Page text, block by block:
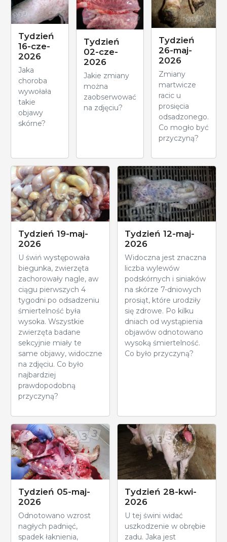
Tydzień
16-cze-
2026
Jaka
choroba
wywołała
takie
objawy
skórne?
Tydzień
02-cze-
2026
Jakie zmiany
można
zaobserwować
na zdjęciu?
Tydzień
26-maj-
2026
Zmiany
martwicze
racic u
prosięcia
odsadzonego.
Co mogło być
przyczyną?
Tydzień 19-maj-
2026
U świń występowała
biegunka, zwierzęta
zachorowały nagle, aw
ciągu pierwszych 4
tygodni po odsadzeniu
śmiertelność była
wysoka. Wszystkie
zwierzęta badane
sekcyjnie miały te
same objawy, widoczne
na zdjęciu. Co było
najbardziej
prawdopodobną
przyczyną?
Tydzień 12-maj-
2026
Widoczna jest znaczna
liczba wylewów
podskórnych i siniaków
na skórze 7-dniowych
prosiąt, które urodziły
się zdrowe. Po kilku
dniach od wystąpienia
objawów odnotowano
wysoką śmiertelność.
Co było przyczyną?
Tydzień 05-maj-
2026
Odnotowano wzrost
nagłych padnięć,
spadek łaknienia,
Tydzień 28-kwi-
2026
U tej świni widać
uszkodzenie w obrębie
zadu. Jaka jest